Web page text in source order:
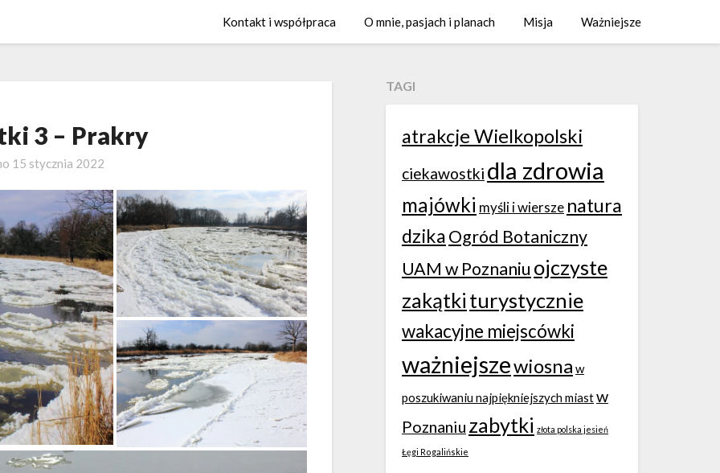
Kontakt i współpraca O mnie, pasjach i planach Misja Ważniejsze
3 – Prakry
15 stycznia 2022
TAGI
atrakcje Wielkopolski
ciekawostki dla zdrowia
majówki myśli i wiersze natura
dzikaOgród Botaniczny
UAM w Poznaniu ojczyste
zakątki turystycznie
wakacyjne miejscówki
ważniejszewiosna w
poszukiwaniu najpiękniejszych miastw
Poznaniu zabytki złota polska jesień
Łęgi Rogalińskie